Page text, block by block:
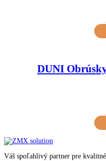
DUNI
Váš spoľahlivý partner pre